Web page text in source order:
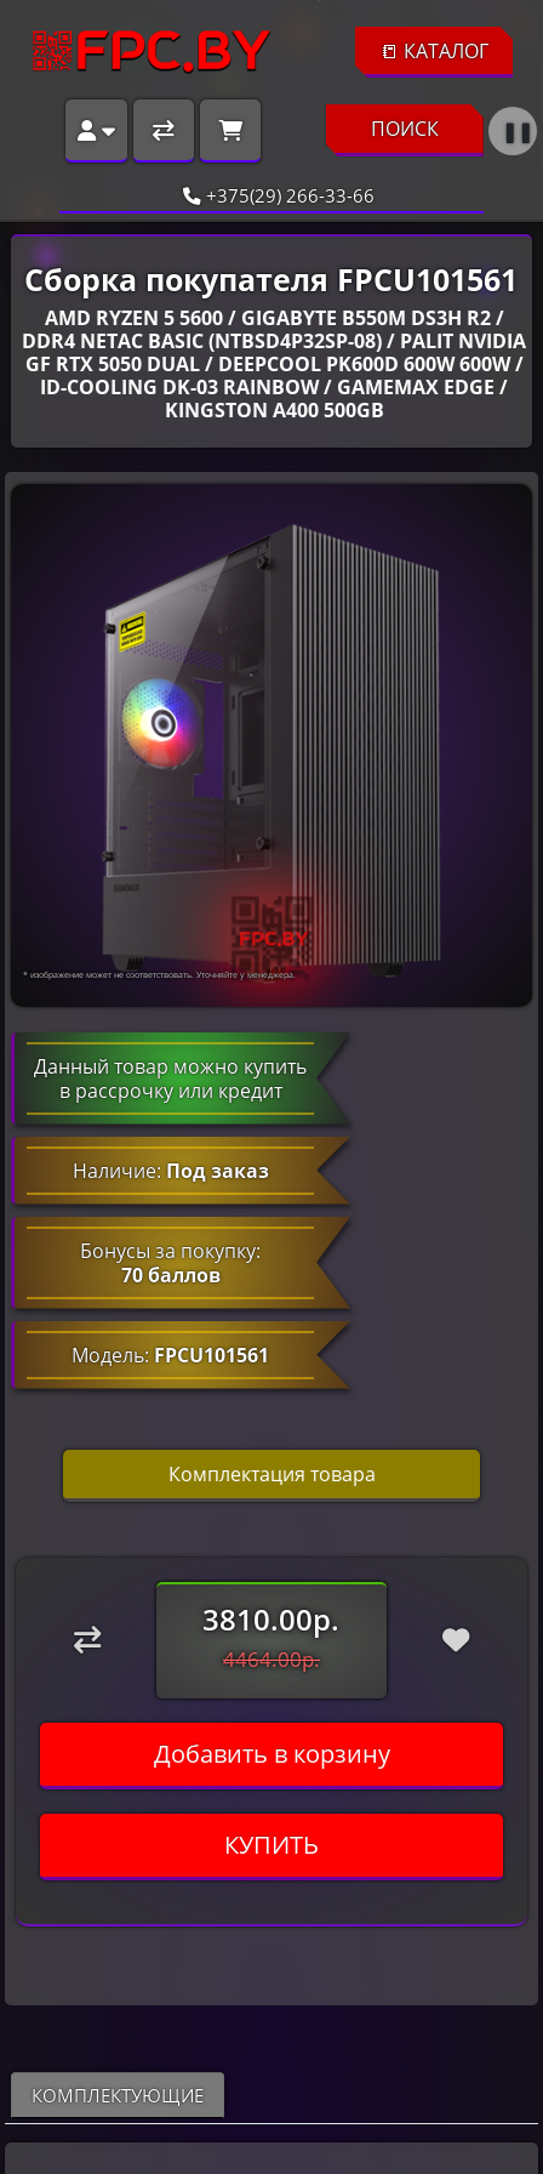
📒 КАТАЛОГ
ПОИСК ❚❚
+375(29) 266-33-66
Сборка покупателя FPCU101561
AMD RYZEN 5 5600 / GIGABYTE B550M DS3H R2 /
DDR4 NETAC BASIC (NTBSD4P32SP-08) / PALIT NVIDIA
GF RTX 5050 DUAL / DEEPCOOL PK600D 600W 600W /
ID-COOLING DK-03 RAINBOW / GAMEMAX EDGE /
KINGSTON A400 500GB
* изображение может не соответствовать. Уточняйте у менеджера.
Данный товар можно купить
в рассрочку или кредит
Наличие:Под заказ
Бонусы за покупку:
70 баллов
Модель:FPCU101561
Комплектация товара
3810.00р.
4464.00р.
Добавить в корзину
КУПИТЬ
КОМПЛЕКТУЮЩИЕ